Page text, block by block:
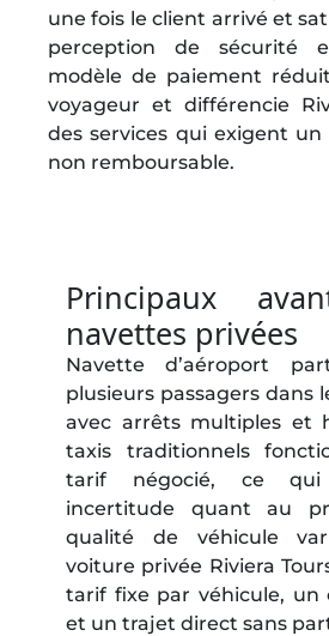
une fois le client arrivé et
perception de sécurité
modèle de paiement
voyageur et différencie
des services qui exigent
non remboursable.
Principaux
navettes privées
Navette d’aéroport
plusieurs passagers dans
avec arrêts multiples et
taxis traditionnels
tarif négocié, ce qui
incertitude quant au
qualité de véhicule
voiture privée Riviera
tarif fixe par véhicule,
et un trajet direct sans